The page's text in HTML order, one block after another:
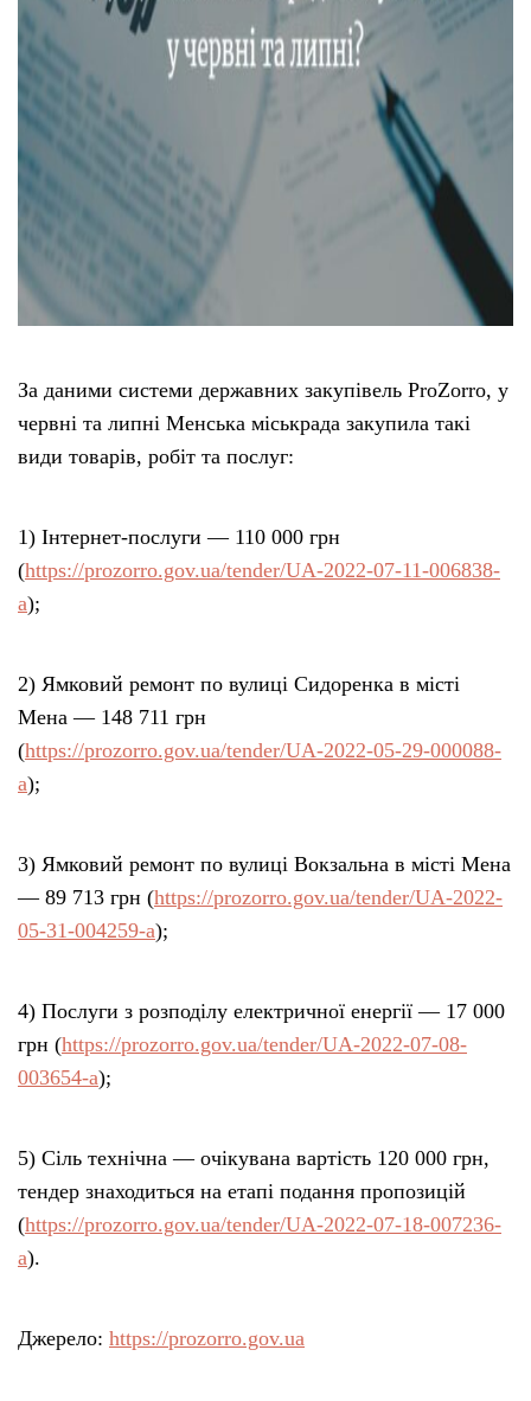
За даними системи державних закупівель ProZorro, у
червні та липні Менська міськрада закупила такі
види товарів, робіт та послуг:
1) Інтернет-послуги — 110 000 грн
(https://prozorro.gov.ua/tender/UA-2022-07-11-006838-
a);
2) Ямковий ремонт по вулиці Сидоренка в місті
Мена — 148 711 грн
(https://prozorro.gov.ua/tender/UA-2022-05-29-000088-
a);
3) Ямковий ремонт по вулиці Вокзальна в місті Мена
— 89 713 грн (https://prozorro.gov.ua/tender/UA-2022-
05-31-004259-a);
4) Послуги з розподілу електричної енергії — 17 000
грн (https://prozorro.gov.ua/tender/UA-2022-07-08-
003654-a);
5) Сіль технічна — очікувана вартість 120 000 грн,
тендер знаходиться на етапі подання пропозицій
(https://prozorro.gov.ua/tender/UA-2022-07-18-007236-
a).
Джерело: https://prozorro.gov.ua